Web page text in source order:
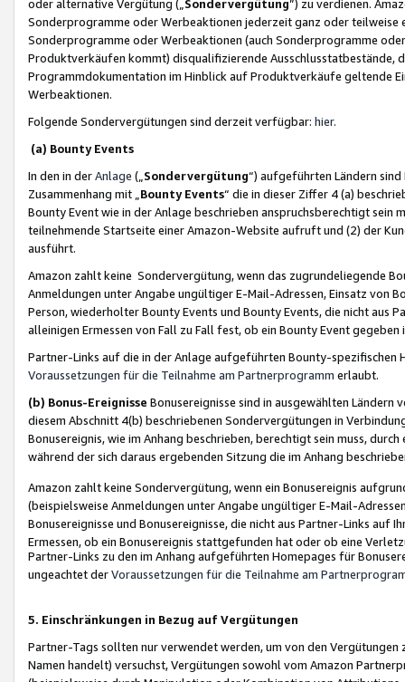
oder alternative Vergütung („ Sondervergütung”) zu verdienen.
Sonderprogramme oder Werbeaktionen jederzeit ganz oder
Sonderprogramme oder Werbeaktionen (auch Sonderprogramme
Produktverkäufen kommt) disqualifizierende Ausschlusstatbestände,
Programmdokumentation im Hinblick auf Produktverkäufe geltende
Werbeaktionen.
Folgende Sondervergütungen sind derzeit verfügbar: hier.
(a) Bounty Events
In den in derAnlage („ Sondervergütung“) aufgeführten Ländern
Zusammenhang mit „ Bounty Events“ die in dieser Ziffer 4 (a)
Bounty Event wie in der Anlage beschrieben anspruchsberechtigt sein
teilnehmende Startseite einer Amazon-Website aufruft und (2) der
ausführt.
Amazon zahlt keine Sondervergütung, wenn das zugrundeliegende
Anmeldungen unter Angabe ungültiger E-Mail-Adressen, Einsatz von
Person, wiederholter Bounty Events und Bounty Events, die nicht
alleinigen Ermessen von Fall zu Fall fest, ob ein Bounty Event
Partner-Links auf die in der Anlage aufgeführten Bounty-spezifischen
Voraussetzungen für die Teilnahme am Partnerprogramm erlaubt.
(b) Bonus-Ereignisse Bonusereignisse sind in ausgewählten Ländern
diesem Abschnitt 4(b) beschriebenen Sondervergütungen in
Bonusereignis, wie im Anhang beschrieben, berechtigt sein muss,
während der sich daraus ergebenden Sitzung die im Anhang
Amazon zahlt keine Sondervergütung, wenn ein Bonusereignis
(beispielsweise Anmeldungen unter Angabe ungültiger E-Mail-
Bonusereignisse und Bonusereignisse, die nicht aus Partner-Links auf
Ermessen, ob ein Bonusereignis stattgefunden hat oder ob eine
Partner-Links zu den im Anhang aufgeführten Homepages für
ungeachtet derVoraussetzungen für die Teilnahme am
5. Einschränkungen in Bezug auf Vergütungen
Partner-Tags sollten nur verwendet werden, um von den
Namen handelt) versuchst, Vergütungen sowohl vom Amazon